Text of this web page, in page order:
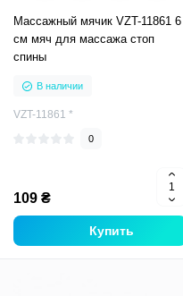
Массажный мячик VZT-11861 6
см мяч для массажа стоп
спины
В наличии
VZT-11861 *
0
109 ₴
Купить